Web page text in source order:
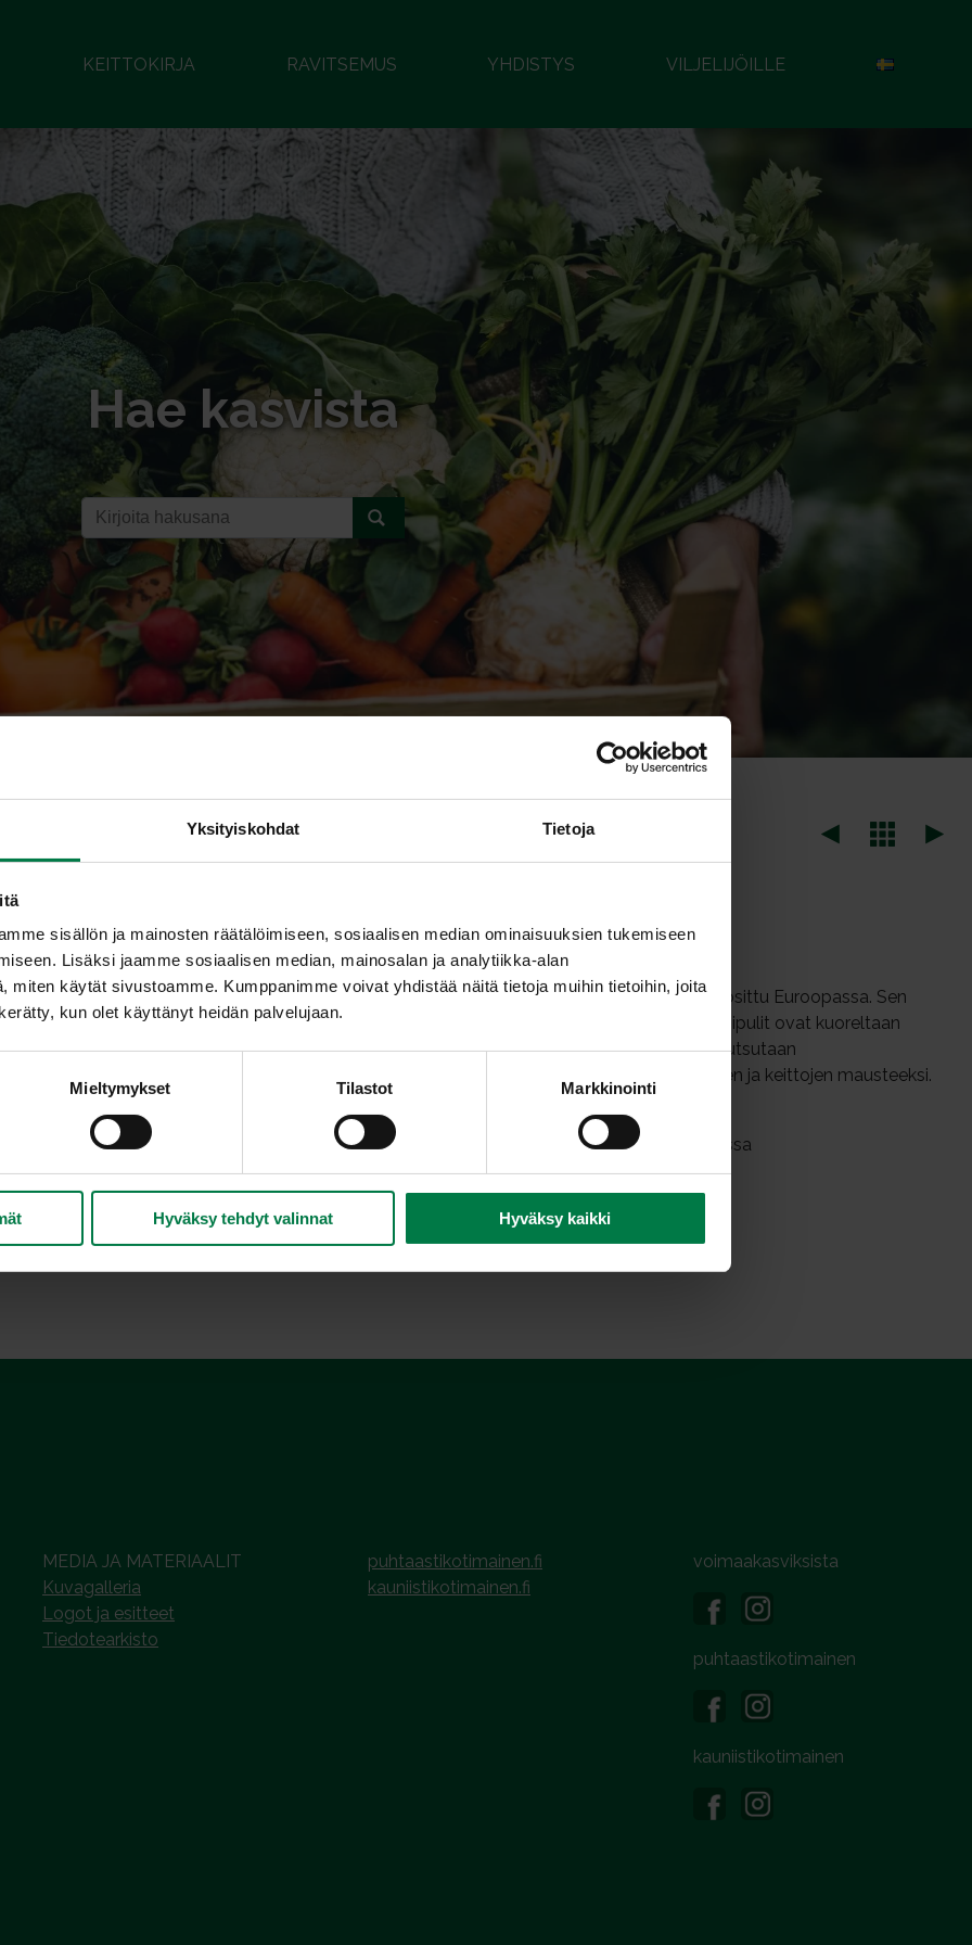
Yksityiskohdat Tietoja
sisällön ja mainosten räätälöimiseen, sosiaalisen median ominaisuuksien tukemiseen
Lisäksi jaamme sosiaalisen median, mainosalan ja analytiikka-alan
miten käytät sivustoamme. Kumppanimme voivat yhdistää näitä tietoja muihin tietoihin, joita
kun olet käyttänyt heidän palvelujaan.
Mieltymykset Tilastot Markkinointi
Hyväksy tehdyt valinnat Hyväksy kaikki
KEITTOKIRJA RAVITSEMUS YHDISTYS VILJELIJÖILLE
Hae kasvista
SALOTTISIPULI (Allium ascalonicum)
Salottisipulia pidetään kaikkein hienoimmanmakuisena sipulina ja se onkin hyvin suosittu Euroopassa. Sen
muoto on epäsäännöllinen ja se lisääntyy jakaantumalla. Pienet ovaalinmuotoiset sipulit ovat kuoreltaan
ruskeanpunaisia ja maultaan mieto ja hienoarominen. Pitkänomaista salottisipulia kutsutaan
banaanisalottisipuliksi. Salottisipuli sopii hienon arominsa vuoksi kastikkeiden, liemien ja keittojen mausteeksi.
Kokonaisena se käy erilaisiin pataruokiin.
Salottisipuli tulee säilyttää kuivassa ja kylmässä paikassa, +2 – +5 asteen lämpötilassa
MEDIA JA MATERIAALIT
Kuvagalleria
Logot ja esitteet
Tiedotearkisto
puhtaastikotimainen.fi
kauniistikotimainen.fi
voimaakasviksista
puhtaastikotimainen
kauniistikotimainen